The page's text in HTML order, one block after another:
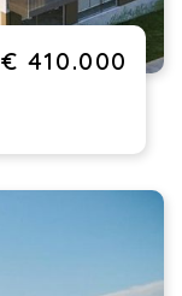
€ 410.000